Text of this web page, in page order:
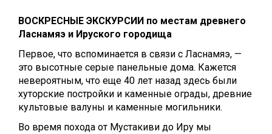
ВОСКРЕСНЫЕ ЭКСКУРСИИ по местам древнего
Ласнамяэ и Ируского городища
Первое, что вспоминается в связи с Ласнамяэ, —
это высотные серые панельные дома. Кажется
невероятным, что еще 40 лет назад здесь были
хуторские постройки и каменные ограды, древние
культовые валуны и каменные могильники.
Во время похода от Мустакиви до Иру мы